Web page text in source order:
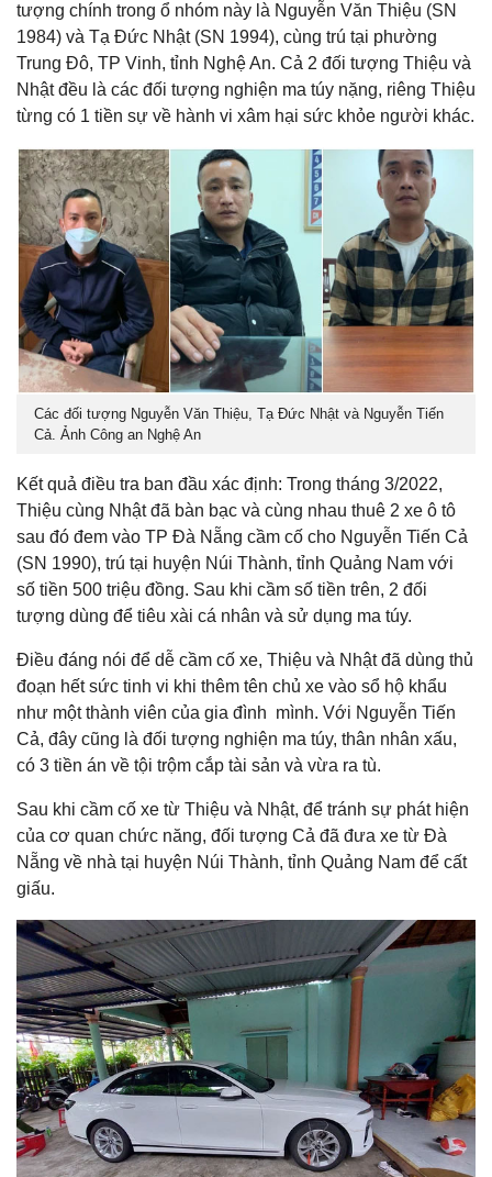
tượng chính trong ổ nhóm này là Nguyễn Văn Thiệu (SN
1984) và Tạ Đức Nhật (SN 1994), cùng trú tại phường
Trung Đô, TP Vinh, tỉnh Nghệ An. Cả 2 đối tượng Thiệu và
Nhật đều là các đối tượng nghiện ma túy nặng, riêng Thiệu
từng có 1 tiền sự về hành vi xâm hại sức khỏe người khác.
Các đối tượng Nguyễn Văn Thiệu, Tạ Đức Nhật và Nguyễn Tiến
Cả. Ảnh Công an Nghệ An
Kết quả điều tra ban đầu xác định: Trong tháng 3/2022,
Thiệu cùng Nhật đã bàn bạc và cùng nhau thuê 2 xe ô tô
sau đó đem vào TP Đà Nẵng cầm cố cho Nguyễn Tiến Cả
(SN 1990), trú tại huyện Núi Thành, tỉnh Quảng Nam với
số tiền 500 triệu đồng. Sau khi cầm số tiền trên, 2 đối
tượng dùng để tiêu xài cá nhân và sử dụng ma túy.
Điều đáng nói để dễ cầm cố xe, Thiệu và Nhật đã dùng thủ
đoạn hết sức tinh vi khi thêm tên chủ xe vào sổ hộ khẩu
như một thành viên của gia đình mình. Với Nguyễn Tiến
Cả, đây cũng là đối tượng nghiện ma túy, thân nhân xấu,
có 3 tiền án về tội trộm cắp tài sản và vừa ra tù.
Sau khi cầm cố xe từ Thiệu và Nhật, để tránh sự phát hiện
của cơ quan chức năng, đối tượng Cả đã đưa xe từ Đà
Nẵng về nhà tại huyện Núi Thành, tỉnh Quảng Nam để cất
giấu.